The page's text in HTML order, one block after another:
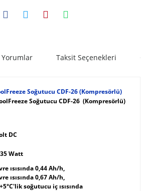
Yorumlar Taksit Seçenekleri
Soğutucu CDF-26 (Kompresörlü)
Soğutucu CDF-26 (Kompresörlü)
DC
Watt
ısısında 0,44 Ah/h,
ısısında 0,67 Ah/h,
soğutucu iç ısısında